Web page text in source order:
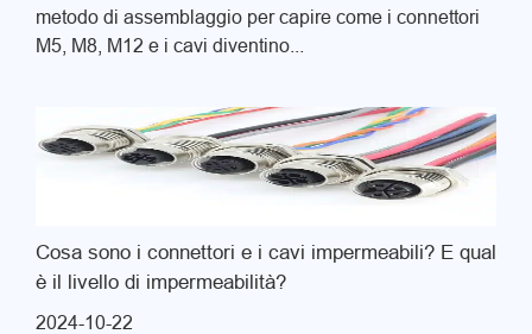
metodo di assemblaggio per capire come i connettori
M5, M8, M12 e i cavi diventino...
Cosa sono i connettori e i cavi impermeabili? E qual
è il livello di impermeabilità?
2024-10-22